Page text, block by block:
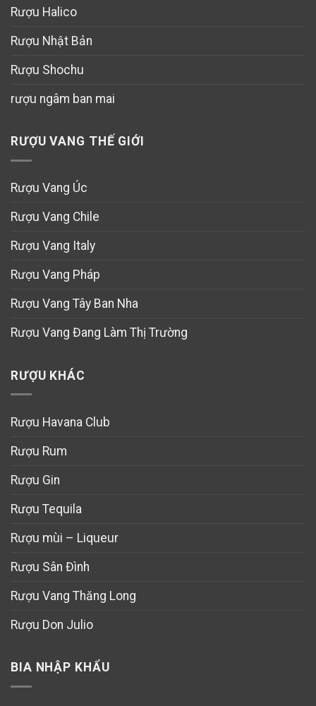
Rượu Halico
Rượu Nhật Bản
Rượu Shochu
rượu ngâm ban mai
RƯỢU VANG THẾ GIỚI
Rượu Vang Úc
Rượu Vang Chile
Rượu Vang Italy
Rượu Vang Pháp
Rượu Vang Tây Ban Nha
Rượu Vang Đang Làm Thị Trường
RƯỢU KHÁC
Rượu Havana Club
Rượu Rum
Rượu Gin
Rượu Tequila
Rượu mùi – Liqueur
Rượu Sân Đình
Rượu Vang Thăng Long
Rượu Don Julio
BIA NHẬP KHẨU